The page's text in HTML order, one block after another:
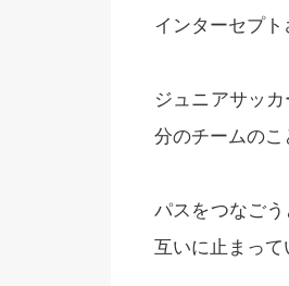
インターセプト
ジュニアサッ
分のチームのこ
パスをつなご
互いに止まって